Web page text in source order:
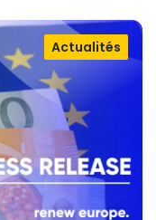
Actualités